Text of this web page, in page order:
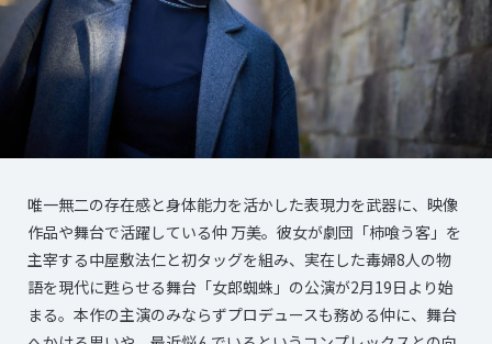
唯一無二の存在感と身体能力を活かした表現力を武器に、映像
作品や舞台で活躍している仲 万美。彼女が劇団「柿喰う客」を
主宰する中屋敷法仁と初タッグを組み、実在した毒婦8人の物
語を現代に甦らせる舞台「女郎蜘蛛」の公演が2月19日より始
まる。本作の主演のみならずプロデュースも務める仲に、舞台